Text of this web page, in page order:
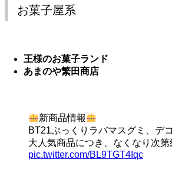
お菓子屋系
王様のお菓子ランド
あまのや繁田商店
新商品情報
BT21ぷっくりラバマスグミ、デ
大人気商品につき、なくなり次
pic.twitter.com/BL9TGT4Iqc